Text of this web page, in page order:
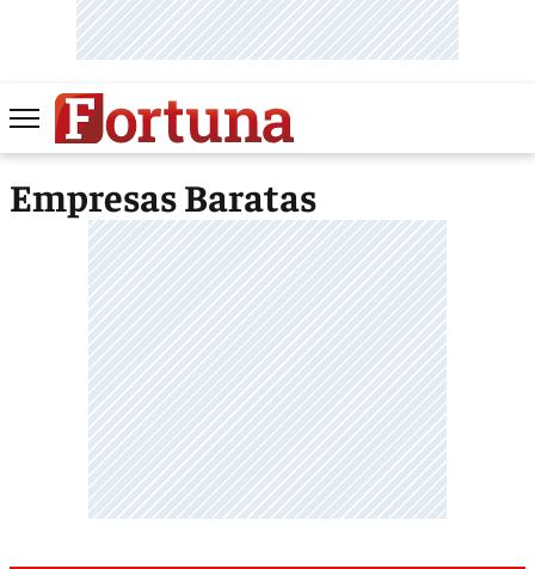
Empresas Baratas